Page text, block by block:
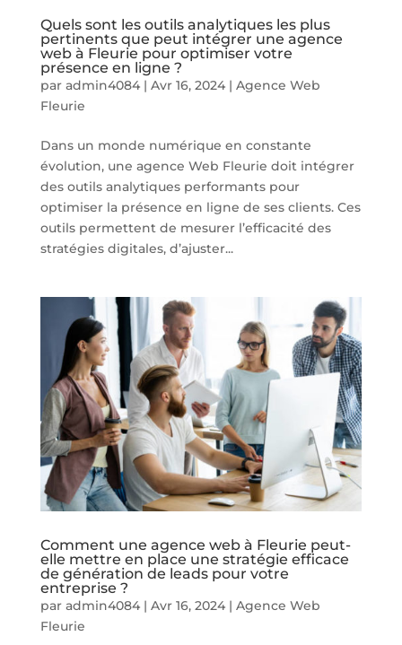
Quels sont les outils analytiques les plus
pertinents que peut intégrer une agence
web à Fleurie pour optimiser votre
présence en ligne ?
par admin4084| Avr 16, 2024| Agence Web
Fleurie
Dans un monde numérique en constante
évolution, une agence Web Fleurie doit intégrer
des outils analytiques performants pour
optimiser la présence en ligne de ses clients. Ces
outils permettent de mesurer l’efficacité des
stratégies digitales, d’ajuster...
Comment une agence web à Fleurie peut-
elle mettre en place une stratégie efficace
de génération de leads pour votre
entreprise ?
par admin4084| Avr 16, 2024| Agence Web
Fleurie